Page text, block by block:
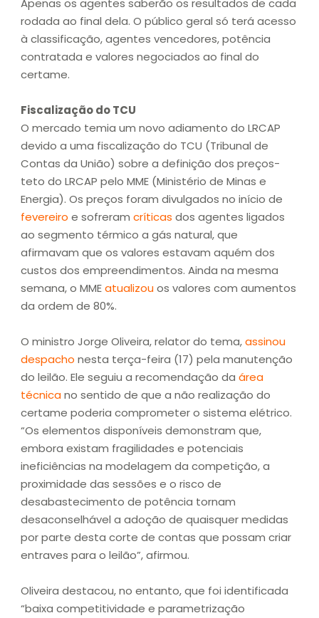
Apenas os agentes saberão os resultados de cada
rodada ao final dela. O público geral só terá acesso
à classificação, agentes vencedores, potência
contratada e valores negociados ao final do
certame.
Fiscalização do TCU
O mercado temia um novo adiamento do LRCAP
devido a uma fiscalização do TCU (Tribunal de
Contas da União) sobre a definição dos preços-
teto do LRCAP pelo MME (Ministério de Minas e
Energia). Os preços foram divulgados no início de
fevereiro e sofreram críticas dos agentes ligados
ao segmento térmico a gás natural, que
afirmavam que os valores estavam aquém dos
custos dos empreendimentos. Ainda na mesma
semana, o MMEatualizouos valores com aumentos
da ordem de 80%.
O ministro Jorge Oliveira, relator do tema,assinou
despacho nesta terça-feira (17) pela manutenção
do leilão. Ele seguiu a recomendação da área
técnicano sentido de que a não realização do
certame poderia comprometer o sistema elétrico.
“Os elementos disponíveis demonstram que,
embora existam fragilidades e potenciais
ineficiências na modelagem da competição, a
proximidade das sessões e o risco de
desabastecimento de potência tornam
desaconselhável a adoção de quaisquer medidas
por parte desta corte de contas que possam criar
entraves para o leilão”, afirmou.
Oliveira destacou, no entanto, que foi identificada
“baixa competitividade e parametrização